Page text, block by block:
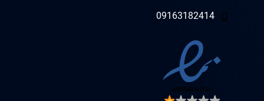
09163182414